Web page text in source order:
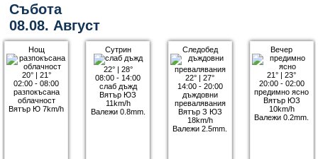
Събота
08.08. Август
Нощ
20°| 21°
02:00 - 08:00
разпокъсана
облачност
Вятър Ю 7km/h
Сутрин
22°| 28°
08:00 - 14:00
слаб дъжд
Вятър ЮЗ
11km/h
Валежи 0.8mm.
Следобед
22° |27°
14:00 - 20:00
дъждовни
превалявания
Вятър З ЮЗ
18km/h
Валежи 2.5mm.
Вечер
21° |23°
20:00 - 02:00
предимно ясно
Вятър ЮЗ
10km/h
Валежи 0.2mm.